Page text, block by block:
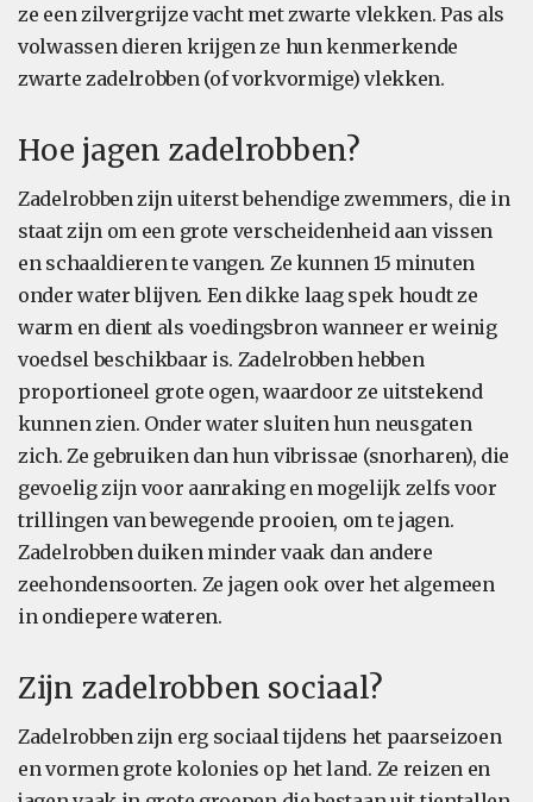
ze een zilvergrijze vacht met zwarte vlekken. Pas als
volwassen dieren krijgen ze hun kenmerkende
zwarte zadelrobben (of vorkvormige) vlekken.
Hoe jagen zadelrobben?
Zadelrobben zijn uiterst behendige zwemmers, die in
staat zijn om een grote verscheidenheid aan vissen
en schaaldieren te vangen. Ze kunnen 15 minuten
onder water blijven. Een dikke laag spek houdt ze
warm en dient als voedingsbron wanneer er weinig
voedsel beschikbaar is. Zadelrobben hebben
proportioneel grote ogen, waardoor ze uitstekend
kunnen zien. Onder water sluiten hun neusgaten
zich. Ze gebruiken dan hun vibrissae (snorharen), die
gevoelig zijn voor aanraking en mogelijk zelfs voor
trillingen van bewegende prooien, om te jagen.
Zadelrobben duiken minder vaak dan andere
zeehondensoorten. Ze jagen ook over het algemeen
in ondiepere wateren.
Zijn zadelrobben sociaal?
Zadelrobben zijn erg sociaal tijdens het paarseizoen
en vormen grote kolonies op het land. Ze reizen en